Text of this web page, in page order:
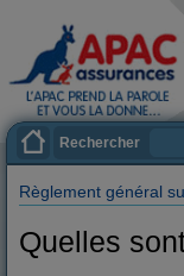
Rechercher
Règlement général
Quelles